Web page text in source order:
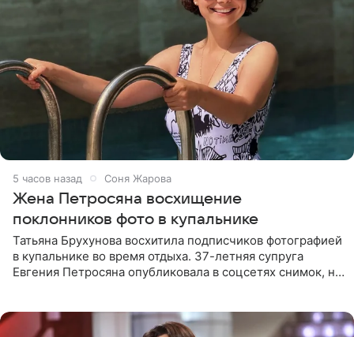
5 часов назад Соня Жарова
Жена Петросяна восхищение
поклонников фото в купальнике
Татьяна Брухунова восхитила подписчиков фотографией
в купальнике во время отдыха. 37-летняя супруга
Евгения Петросяна опубликовала в соцсетях снимок, на